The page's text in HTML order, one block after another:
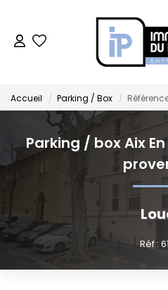
Bureaux À
Bureaux
Ventes Locaux
Location Locaux
Accueil Parking / Box
Parking / box Aix
Réf :